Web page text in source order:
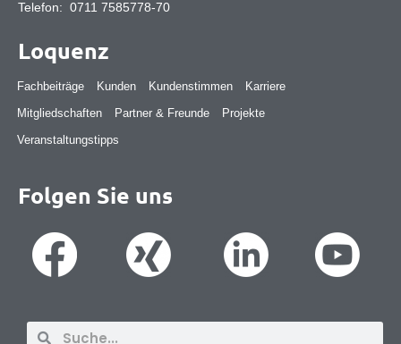
Telefon: 0711 7585778-70
Loquenz
Fachbeiträge Kunden Kundenstimmen
Karriere
Mitgliedschaften
Partner & Freunde
Projekte
Veranstaltungstipps
Folgen Sie uns